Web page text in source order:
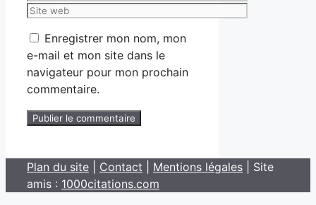
mail
Site
Enregistrer mon nom, mon
e-mail et mon site dans le
navigateur pour mon prochain
commentaire.
Plan du site Contact Mentions légales | Site
amis : 1000citations.com